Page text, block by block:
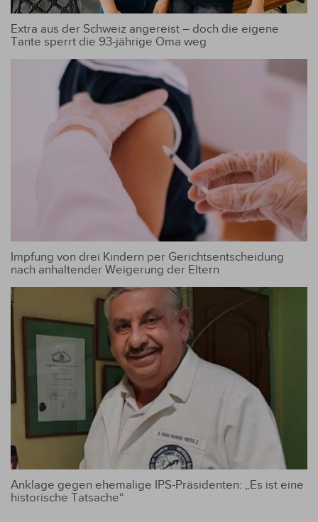
Extra aus der Schweiz angereist – doch die eigene
Tante sperrt die 93-jährige Oma weg
Impfung von drei Kindern per Gerichtsentscheidung
nach anhaltender Weigerung der Eltern
Anklage gegen ehemalige IPS-Präsidenten: „Es ist eine
historische Tatsache“